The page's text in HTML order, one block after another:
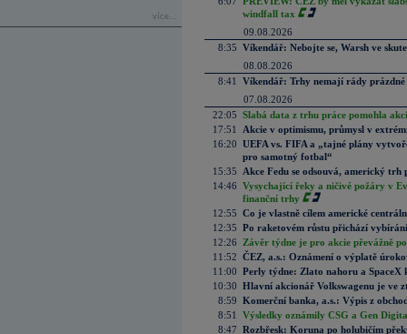
více...
windfall tax
09.08.2026
8:35 Víkendář: Nebojte se, Warsh ve
08.08.2026
8:41
Víkendář: Trhy nemají rády prázdné
07.08.2026
22:05 Slabá data z trhu práce pomohla
17:51
Akcie v optimismu, průmysl v
16:20 UEFA vs. FIFA a „tajné plány
pro samotný fotbal“
15:35
Akce Fedu se odsouvá, americký
14:46 Vysychající řeky a ničivé požáry v
finanční trhy
12:55 Co je vlastně cílem americké
12:35 Po raketovém růstu přichází
12:26
Závěr týdne je pro akcie převážně
11:52 ČEZ, a.s.: Oznámení o výplatě
11:00 Perly týdne: Zlato nahoru a SpaceX
10:30 Hlavní akcionář Volkswagenu je ve
8:59 Komerční banka, a.s.: Výpis z
8:51
Výsledky oznámily CSG a Gen
8:47 Rozbřesk: Koruna po holubičím